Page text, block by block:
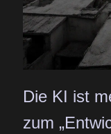
Die KI ist
zum